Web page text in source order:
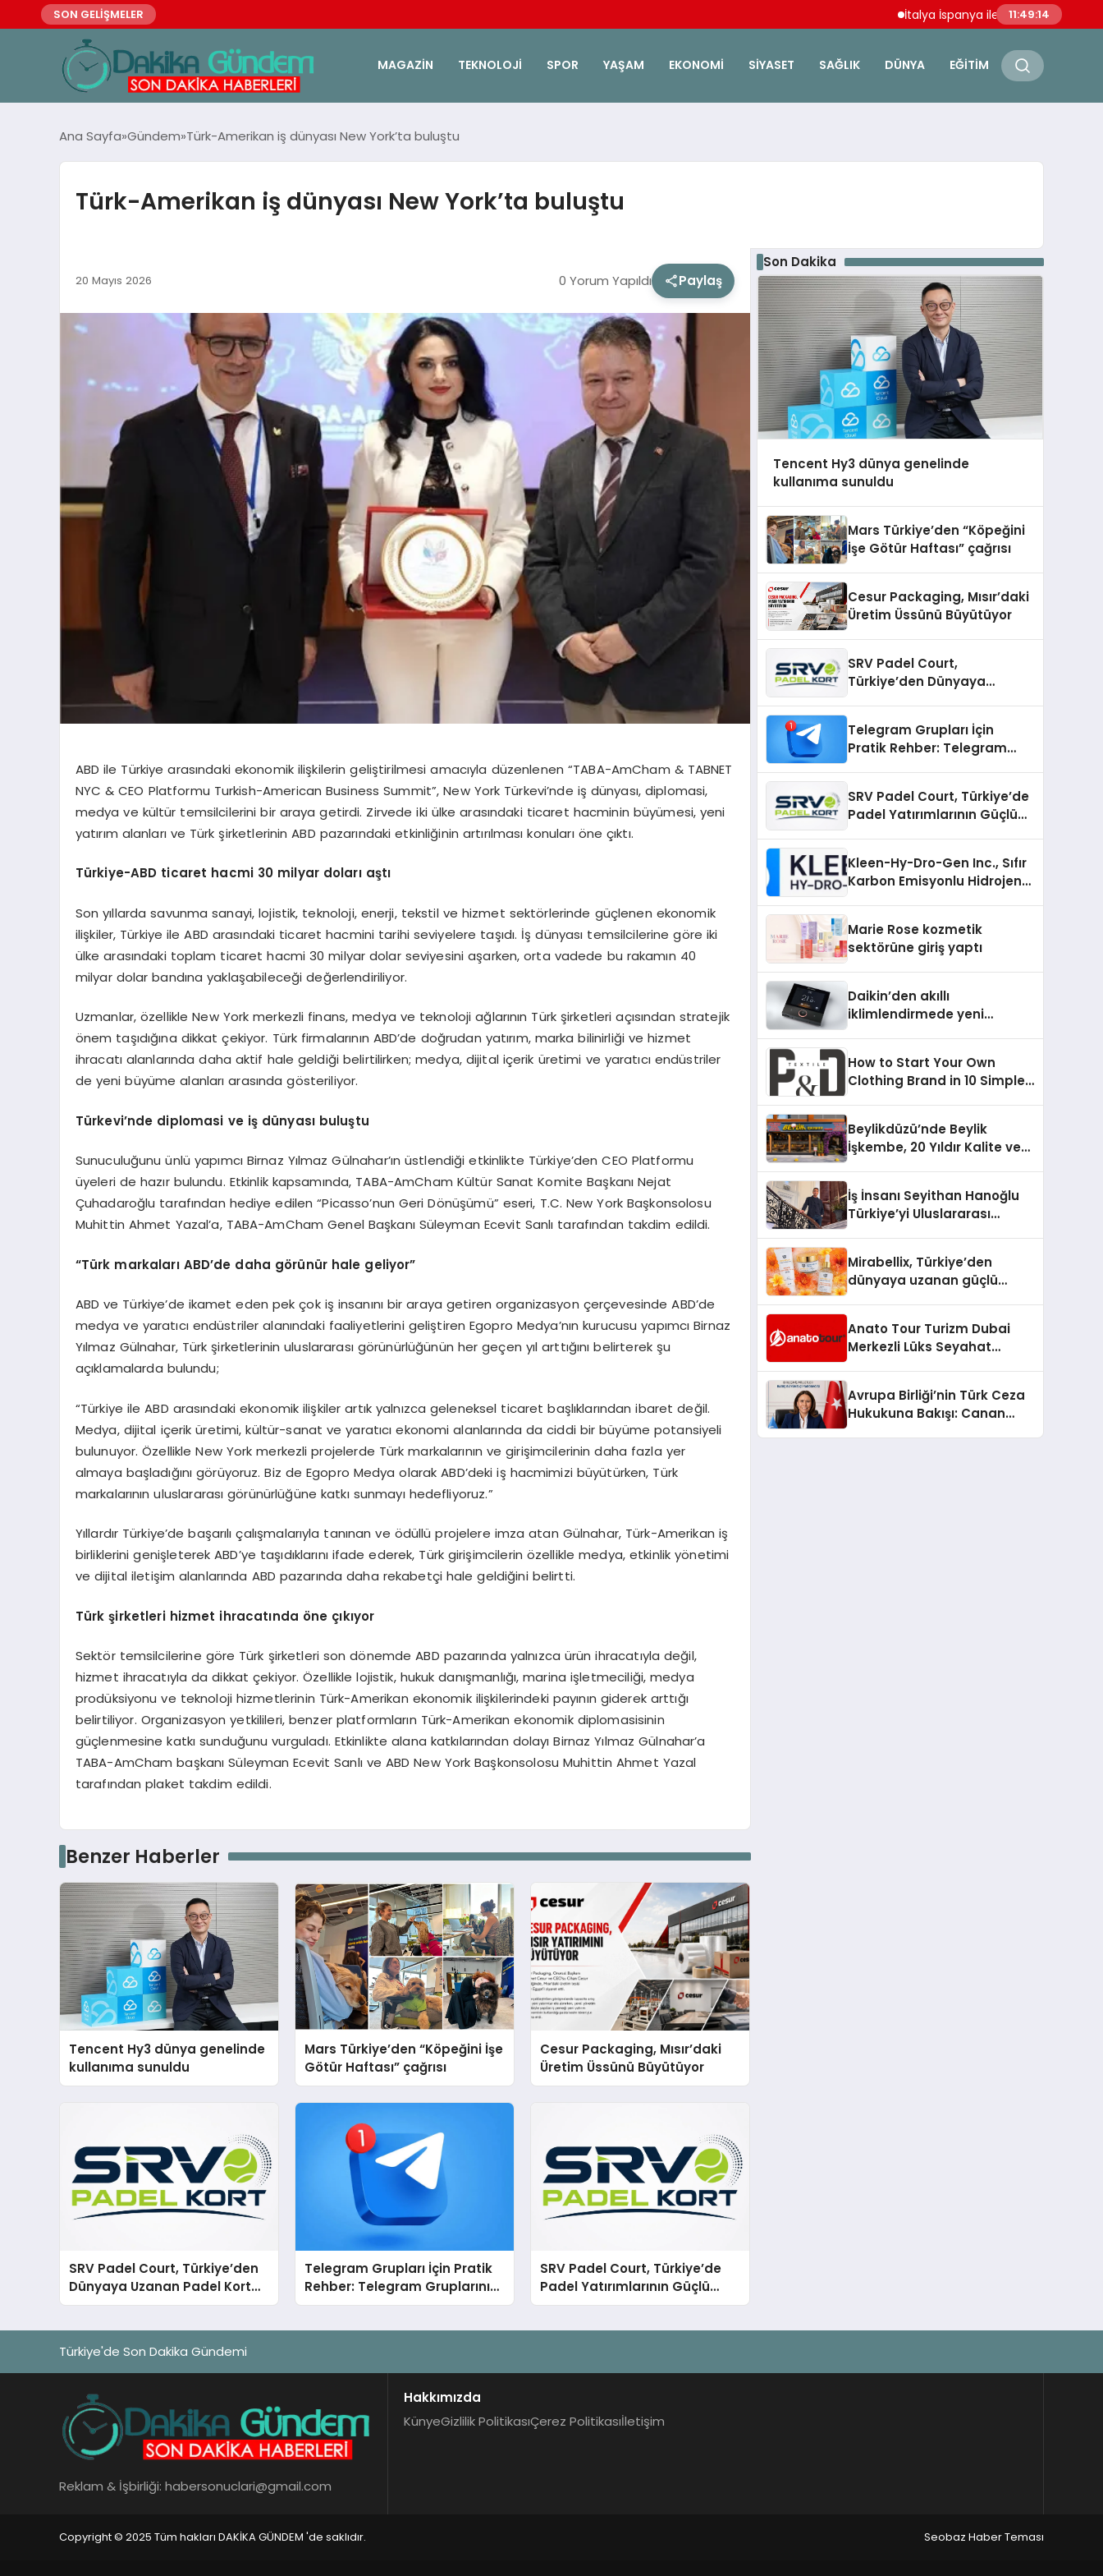
SON GELİŞMELER İtalya İspanya ile Schengen Anlaşmasını
11:49:15
MAGAZIN TEKNOLOJI SPOR YAŞAM EKONOMI SIYASET SAĞLIK DÜNYA EĞITIM
Ana Sayfa Gündem Türk-Amerikan iş dünyası New York’ta buluştu
Türk-Amerikan iş dünyası New York’ta buluştu
20 Mayıs 2026 0 Yorum Yapıldı Paylaş
ABD ile Türkiye arasındaki ekonomik ilişkilerin geliştirilmesi amacıyla düzenlenen “TABA-AmCham & TABNET
NYC & CEO Platformu Turkish-American Business Summit”, New York Türkevi’nde iş dünyası, diplomasi,
medya ve kültür temsilcilerini bir araya getirdi. Zirvede iki ülke arasındaki ticaret hacminin büyümesi, yeni
yatırım alanları ve Türk şirketlerinin ABD pazarındaki etkinliğinin artırılması konuları öne çıktı.
Türkiye-ABD ticaret hacmi 30 milyar doları aştı
Son yıllarda savunma sanayi, lojistik, teknoloji, enerji, tekstil ve hizmet sektörlerinde güçlenen ekonomik
ilişkiler, Türkiye ile ABD arasındaki ticaret hacmini tarihi seviyelere taşıdı. İş dünyası temsilcilerine göre iki
ülke arasındaki toplam ticaret hacmi 30 milyar dolar seviyesini aşarken, orta vadede bu rakamın 40
milyar dolar bandına yaklaşabileceği değerlendiriliyor.
Uzmanlar, özellikle New York merkezli finans, medya ve teknoloji ağlarının Türk şirketleri açısından stratejik
önem taşıdığına dikkat çekiyor. Türk firmalarının ABD’de doğrudan yatırım, marka bilinirliği ve hizmet
ihracatı alanlarında daha aktif hale geldiği belirtilirken; medya, dijital içerik üretimi ve yaratıcı endüstriler
de yeni büyüme alanları arasında gösteriliyor.
Türkevi’nde diplomasi ve iş dünyası buluştu
Sunuculuğunu ünlü yapımcı Birnaz Yılmaz Gülnahar’ın üstlendiği etkinlikte Türkiye’den CEO Platformu
üyeleri de hazır bulundu. Etkinlik kapsamında, TABA-AmCham Kültür Sanat Komite Başkanı Nejat
Çuhadaroğlu tarafından hediye edilen “Picasso’nun Geri Dönüşümü” eseri, T.C. New York Başkonsolosu
Muhittin Ahmet Yazal’a, TABA-AmCham Genel Başkanı Süleyman Ecevit Sanlı tarafından takdim edildi.
“Türk markaları ABD’de daha görünür hale geliyor”
ABD ve Türkiye’de ikamet eden pek çok iş insanını bir araya getiren organizasyon çerçevesinde ABD’de
medya ve yaratıcı endüstriler alanındaki faaliyetlerini geliştiren Egopro Medya’nın kurucusu yapımcı Birnaz
Yılmaz Gülnahar, Türk şirketlerinin uluslararası görünürlüğünün her geçen yıl arttığını belirterek şu
açıklamalarda bulundu;
“Türkiye ile ABD arasındaki ekonomik ilişkiler artık yalnızca geleneksel ticaret başlıklarından ibaret değil.
Medya, dijital içerik üretimi, kültür-sanat ve yaratıcı ekonomi alanlarında da ciddi bir büyüme potansiyeli
bulunuyor. Özellikle New York merkezli projelerde Türk markalarının ve girişimcilerinin daha fazla yer
almaya başladığını görüyoruz. Biz de Egopro Medya olarak ABD’deki iş hacmimizi büyütürken, Türk
markalarının uluslararası görünürlüğüne katkı sunmayı hedefliyoruz.”
Yıllardır Türkiye’de başarılı çalışmalarıyla tanınan ve ödüllü projelere imza atan Gülnahar, Türk-Amerikan iş
birliklerini genişleterek ABD’ye taşıdıklarını ifade ederek, Türk girişimcilerin özellikle medya, etkinlik yönetimi
ve dijital iletişim alanlarında ABD pazarında daha rekabetçi hale geldiğini belirtti.
Türk şirketleri hizmet ihracatında öne çıkıyor
Sektör temsilcilerine göre Türk şirketleri son dönemde ABD pazarında yalnızca ürün ihracatıyla değil,
hizmet ihracatıyla da dikkat çekiyor. Özellikle lojistik, hukuk danışmanlığı, marina işletmeciliği, medya
prodüksiyonu ve teknoloji hizmetlerinin Türk-Amerikan ekonomik ilişkilerindeki payının giderek arttığı
belirtiliyor. Organizasyon yetkilileri, benzer platformların Türk-Amerikan ekonomik diplomasisinin
güçlenmesine katkı sunduğunu vurguladı. Etkinlikte alana katkılarından dolayı Birnaz Yılmaz Gülnahar’a
TABA-AmCham başkanı Süleyman Ecevit Sanlı ve ABD New York Başkonsolosu Muhittin Ahmet Yazal
tarafından plaket takdim edildi.
Benzer Haberler
Tencent Hy3 dünya genelinde
kullanıma sunuldu
Mars Türkiye’den “Köpeğini İşe
Götür Haftası” çağrısı
Cesur Packaging, Mısır’daki
Üretim Üssünü Büyütüyor
SRV Padel Court, Türkiye’den
Dünyaya Uzanan Padel Kort
Üretiminde Güvenin Adresi
Telegram Grupları İçin Pratik
Rehber: Telegram Gruplarını
Tek Tek Aramadan Bulun
SRV Padel Court, Türkiye’de
Padel Yatırımlarının Güçlü
Markası Olmayı Sürdürüyor
Son Dakika
Tencent Hy3 dünya genelinde
kullanıma sunuldu
Mars Türkiye’den “Köpeğini
İşe Götür Haftası” çağrısı
Cesur Packaging, Mısır’daki
Üretim Üssünü Büyütüyor
SRV Padel Court,
Türkiye’den Dünyaya
Telegram Grupları İçin
Pratik Rehber: Telegram
SRV Padel Court, Türkiye’de
Padel Yatırımlarının Güçlü
Kleen-Hy-Dro-Gen Inc., Sıfır
Karbon Emisyonlu Hidrojen
Aldı
Marie Rose kozmetik
sektörüne giriş yaptı
Daikin’den akıllı
iklimlendirmede yeni
How to Start Your Own
Clothing Brand in 10 Simple
Beylikdüzü’nde Beylik
İşkembe, 20 Yıldır Kalite ve
İş İnsanı Seyithan Hanoğlu
Türkiye’yi Uluslararası
Mirabellix, Türkiye’den
dünyaya uzanan güçlü
Anato Tour Turizm Dubai
Merkezli Lüks Seyahat
Avrupa Birliği’nin Türk Ceza
Hukukuna Bakışı: Canan
Türkiye'de Son Dakika Gündemi
Reklam & İşbirliği: habersonuclari@gmail.com
Hakkımızda
KünyeGizlilik PolitikasıÇerez Politikasıİletişim
Copyright © 2025 Tüm hakları DAKİKA GÜNDEM 'de saklıdır. Seobaz Haber Teması